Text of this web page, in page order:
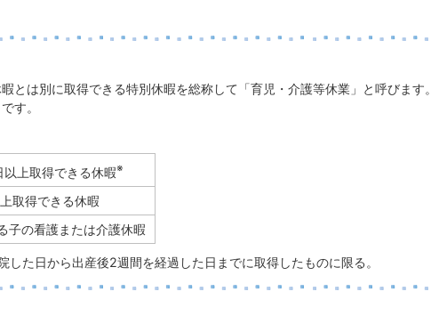
とは別に取得できる特別休暇を総称して「育児・介護等休業」と呼びます。
す。
上取得できる休暇※
取得できる休暇
子の看護または介護休暇
た日から出産後2週間を経過した日までに取得したものに限る。